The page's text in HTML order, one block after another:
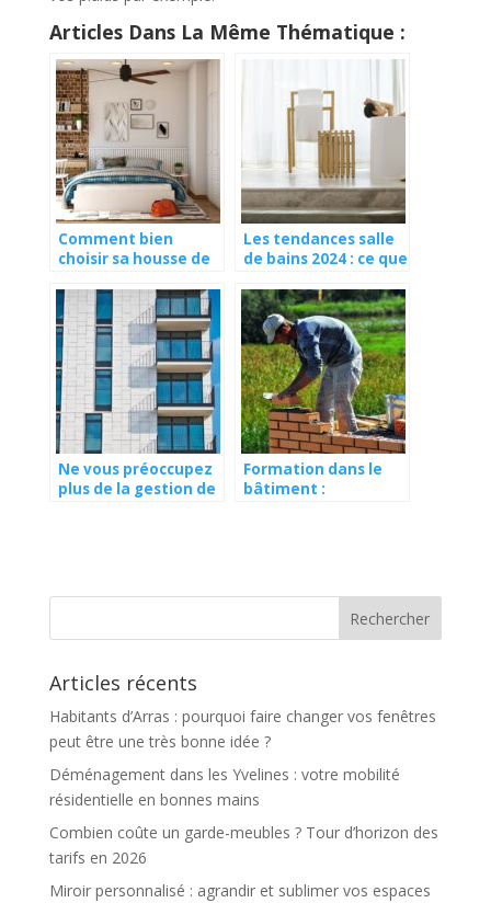
Articles Dans La Même Thématique :
Comment bien
choisir sa housse de
de matelas ?
Les tendances salle
de bains 2024 : ce que
français
Ne vous préoccupez
plus de la gestion de
Formation dans le
bâtiment :
Articles récents
Habitants d’Arras : pourquoi faire changer vos fenêtres
peut être une très bonne idée ?
Déménagement dans les Yvelines : votre mobilité
résidentielle en bonnes mains
Combien coûte un garde-meubles ? Tour d’horizon des
tarifs en 2026
Miroir personnalisé : agrandir et sublimer vos espaces